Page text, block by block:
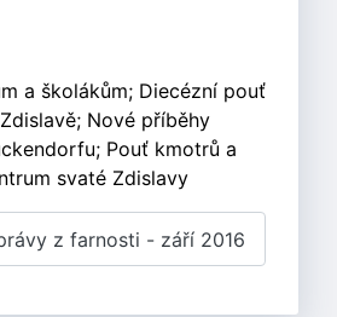
a školákům; Diecézní pouť
Nové příběhy
Pouť kmotrů a
svaté Zdislavy
z farnosti - září 2016